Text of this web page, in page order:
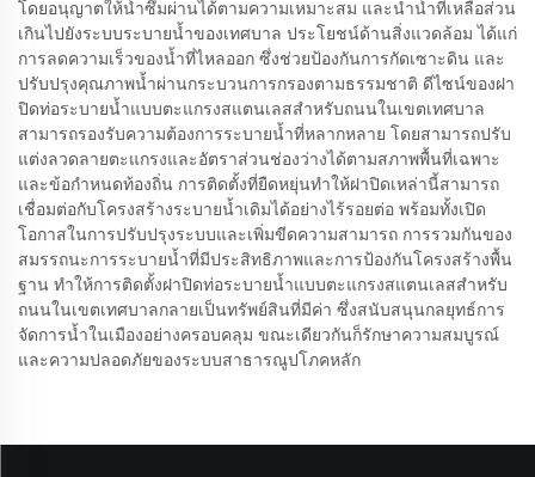
โดยอนุญาตให้น้ำซึมผ่านได้ตามความเหมาะสม และนำน้ำที่เหลือส่วน
เกินไปยังระบบระบายน้ำของเทศบาล ประโยชน์ด้านสิ่งแวดล้อม ได้แก่
การลดความเร็วของน้ำที่ไหลออก ซึ่งช่วยป้องกันการกัดเซาะดิน และ
ปรับปรุงคุณภาพน้ำผ่านกระบวนการกรองตามธรรมชาติ ดีไซน์ของฝา
ปิดท่อระบายน้ำแบบตะแกรงสแตนเลสสำหรับถนนในเขตเทศบาล
สามารถรองรับความต้องการระบายน้ำที่หลากหลาย โดยสามารถปรับ
แต่งลวดลายตะแกรงและอัตราส่วนช่องว่างได้ตามสภาพพื้นที่เฉพาะ
และข้อกำหนดท้องถิ่น การติดตั้งที่ยืดหยุ่นทำให้ฝาปิดเหล่านี้สามารถ
เชื่อมต่อกับโครงสร้างระบายน้ำเดิมได้อย่างไร้รอยต่อ พร้อมทั้งเปิด
โอกาสในการปรับปรุงระบบและเพิ่มขีดความสามารถ การรวมกันของ
สมรรถนะการระบายน้ำที่มีประสิทธิภาพและการป้องกันโครงสร้างพื้น
ฐาน ทำให้การติดตั้งฝาปิดท่อระบายน้ำแบบตะแกรงสแตนเลสสำหรับ
ถนนในเขตเทศบาลกลายเป็นทรัพย์สินที่มีค่า ซึ่งสนับสนุนกลยุทธ์การ
จัดการน้ำในเมืองอย่างครอบคลุม ขณะเดียวกันก็รักษาความสมบูรณ์
และความปลอดภัยของระบบสาธารณูปโภคหลัก